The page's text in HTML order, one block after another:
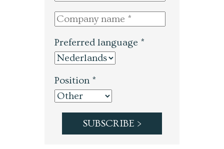
Preferred language *
Position *